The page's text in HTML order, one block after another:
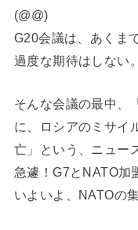
(@@)
G20会議は、あくま
過度な期待はしない。
そんな会議の最中、
に、ロシアのミサイ
亡」という、ニュー
急遽！G7とNATO加
いよいよ、NATOの